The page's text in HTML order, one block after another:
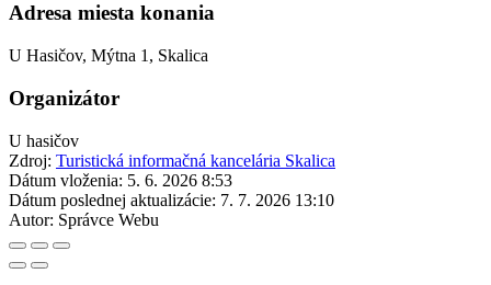
Adresa miesta konania
U Hasičov, Mýtna 1, Skalica
Organizátor
U hasičov
Zdroj: Turistická informačná kancelária Skalica
Dátum vloženia: 5. 6. 2026 8:53
Dátum poslednej aktualizácie: 7. 7. 2026 13:10
Autor: Správce Webu